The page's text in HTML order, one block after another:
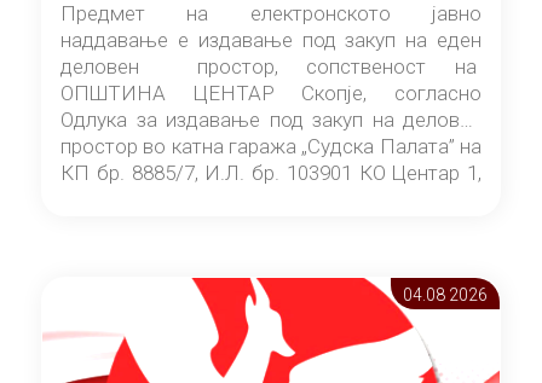
Предмет на електронското јавно
наддавање е издавање под закуп на еден
деловен простор, сопственост на
ОПШТИНА ЦЕНТАР Скопје, согласно
Одлука за издавање под закуп на деловен
простор во катна гаража „Судска Палата” на
КП бр. 8885/7, И.Л. бр. 103901 КО Центар 1,
Скопје” број 9/2026), за времетраење од 3
(три) години од денот на потпишувањето на
Договорот за закуп со најповолниот
понудувач.
04.08 2026